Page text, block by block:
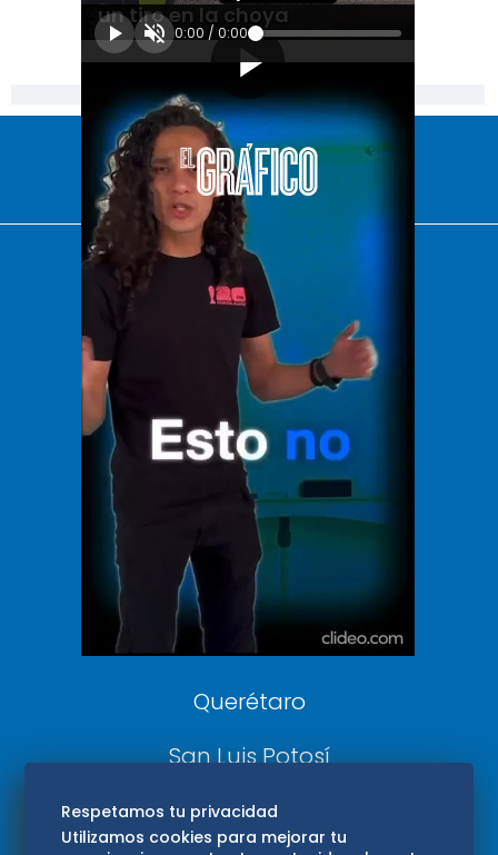
un tiro en la choya
0:00 / 0:00
[Publicidad]
El Universal
Vive USA
Clase
De 10 sports
DeDinero
Confabulario
Aviso Oportuno
Consultas
Querétaro
San Luis Potosí
Edomex
Respetamos tu privacidad
Utilizamos cookies para mejorar tu